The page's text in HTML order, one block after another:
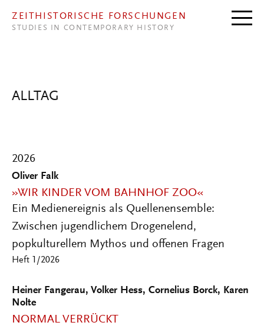
ZEITHISTORISCHE FORSCHUNGEN
STUDIES IN CONTEMPORARY HISTORY
ALLTAG
2026
Oliver Falk
»WIR KINDER VOM BAHNHOF ZOO«
Ein Medienereignis als Quellenensemble:
Zwischen jugendlichem Drogenelend,
popkulturellem Mythos und offenen Fragen
Heft 1/2026
Heiner Fangerau, Volker Hess, Cornelius Borck, Karen
Nolte
NORMAL VERRÜCKT